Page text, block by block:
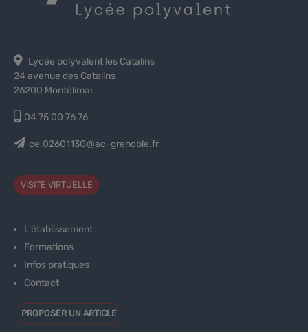
Lycée polyvalent les Catalins
24 avenue des Catalins
26200 Montélimar
04 75 00 76 76
ce.0260113G@ac-grenoble.fr
VISITE VIRTUELLE
L'établissement
Formations
Infos pratiques
Contact
PROPOSER UN ARTICLE